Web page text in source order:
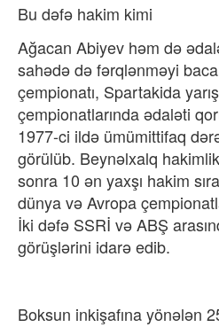
Bu dəfə hakim kimi
Ağacan Abiyev həm də
sahədə də fərqlənməyi
çempionatı, Spartakida
çempionatlarında ədaləti
1977-ci ildə ümümittifaq
görülüb. Beynəlxalq
sonra 10 ən yaxşı hakim
dünya və Avropa
İki dəfə SSRİ və ABŞ
görüşlərini idarə edib.
Boksun inkişafına yönələn